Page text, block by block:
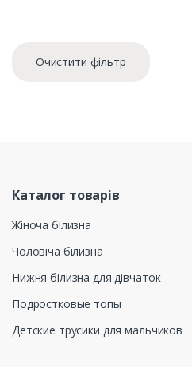
Очистити фільтр
Каталог товарів
Жіноча білизна
Чоловіча білизна
Нижня білизна для дівчаток
Подростковые топы
Детские трусики для мальчиков